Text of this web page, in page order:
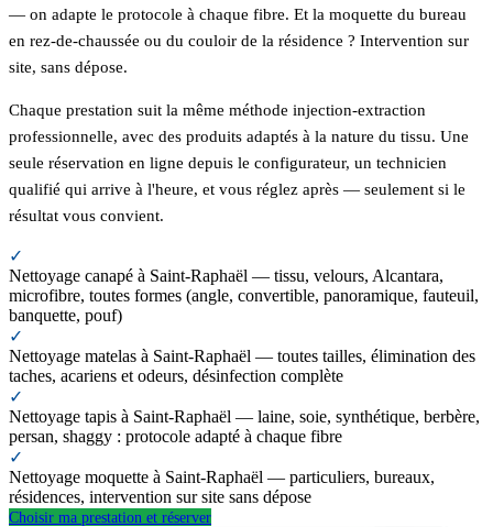
— on adapte le protocole à chaque fibre. Et la moquette du bureau
en rez-de-chaussée ou du couloir de la résidence ? Intervention sur
site, sans dépose.
Chaque prestation suit la même méthode injection-extraction
professionnelle, avec des produits adaptés à la nature du tissu. Une
seule réservation en ligne depuis le configurateur, un technicien
qualifié qui arrive à l'heure, et vous réglez après — seulement si le
résultat vous convient.
✓
Nettoyage canapé à Saint-Raphaël — tissu, velours, Alcantara,
microfibre, toutes formes (angle, convertible, panoramique, fauteuil,
banquette, pouf)
✓
Nettoyage matelas à Saint-Raphaël — toutes tailles, élimination des
taches, acariens et odeurs, désinfection complète
✓
Nettoyage tapis à Saint-Raphaël — laine, soie, synthétique, berbère,
persan, shaggy : protocole adapté à chaque fibre
✓
Nettoyage moquette à Saint-Raphaël — particuliers, bureaux,
résidences, intervention sur site sans dépose
Choisir ma prestation et réserver